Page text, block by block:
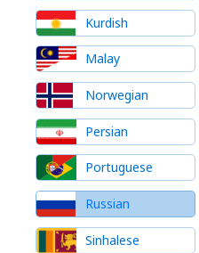
Kurdish
Malay
Norwegian
Persian
Portuguese
Russian
Sinhalese